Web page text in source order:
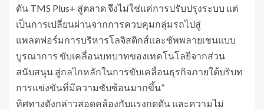
ดัน TMS Plus+ สู่ตลาด จึงไม่ใช่แค่การปรับปรุงระบบ แต่
เป็นการเปลี่ยนผ่านจากการควบคุมกลุ่มรถไปสู่
แพลตฟอร์มการบริหารโลจิสติกส์และซัพพลายเชนแบบ
บูรณาการ ขับเคลื่อนบทบาทของเทคโนโลยีจากส่วน
สนับสนุน สู่กลไกหลักในการขับเคลื่อนธุรกิจภายใต้บริบท
การแข่งขันที่มีความซับซ้อนมากขึ้น”
ทิศทางดังกล่าวสอดคล้องกับแรงกดดัน และความไม่